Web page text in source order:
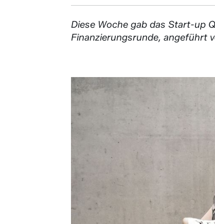
Diese Woche gab das Start-up
Finanzierungsrunde, angeführt